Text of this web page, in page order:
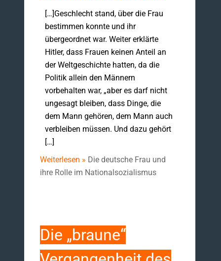
[…]Geschlecht stand, über die Frau
bestimmen konnte und ihr
übergeordnet war. Weiter erklärte
Hitler, dass Frauen keinen Anteil an
der Weltgeschichte hatten, da die
Politik allein den Männern
vorbehalten war, „aber es darf nicht
ungesagt bleiben, dass Dinge, die
dem Mann gehören, dem Mann auch
verbleiben müssen. Und dazu gehört
[…]
Weiterlesen » Die deutsche Frau und
ihre Rolle im Nationalsozialismus
Die „braune“